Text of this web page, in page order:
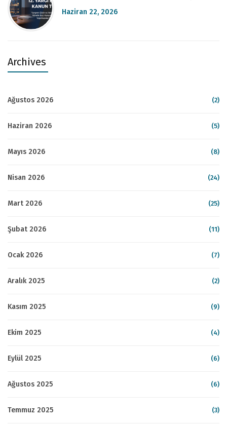
Haziran 22, 2026
Archives
Ağustos 2026 (2)
Haziran 2026 (5)
Mayıs 2026 (8)
Nisan 2026 (24)
Mart 2026 (25)
Şubat 2026 (11)
Ocak 2026 (7)
Aralık 2025 (2)
Kasım 2025 (9)
Ekim 2025 (4)
Eylül 2025 (6)
Ağustos 2025 (6)
Temmuz 2025 (3)